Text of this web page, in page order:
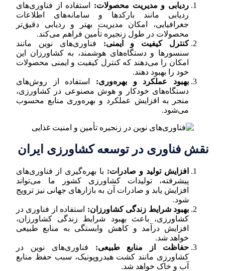
ردیابی و مدیریت محصولات: استفاده از فناوری‌های
ردیابی مانند بارکدها و سامانه‌های اطلاعات
جغرافیایی، امکان مدیریت بهتر و ردیابی دقیق‌تر
محصولات در طول زنجیره تأمین فراهم می‌کند.
کنترل کیفیت و ایمنی: فناوری‌های نوین مانند
سنسورها و دستگاه‌های هوشمند، به کشاورزان این
امکان را می‌دهند که کنترل کیفیت و ایمنی محصولات
خود را بهبود دهند.
بهبود عملکرد و بهره‌وری: استفاده از روش‌های
دستگاه‌های خودکار و هوش مصنوعی در کشاورزی،
منجر به افزایش عملکرد و بهره‌وری منابع محسوب
می‌شود.
نقش فناوری در توسعه کشاورزی ایران
افزایش تولید و صادرات: با بهره‌گیری از فناوری‌های
پیشرفته، تولیدات کشاورزی کشور ما می‌تواند
افزایش یابد و صادرات آن به بازارهای جهانی نیز ترویج
شود.
بهبود شرایط زندگی کشاورزان: استفاده از فناوری در
کشاورزی، باعث بهبود شرایط زندگی کشاورزان،
افزایش درآمد و کاهش وابستگی به منابع طبیعی
خواهد شد.
حفاظت از منابع طبیعی: فناوری‌های نوین در
کشاورزی مانند کشت هیدروپونیک، سبب حفظ منابع
آب و خاک خواهد شد.